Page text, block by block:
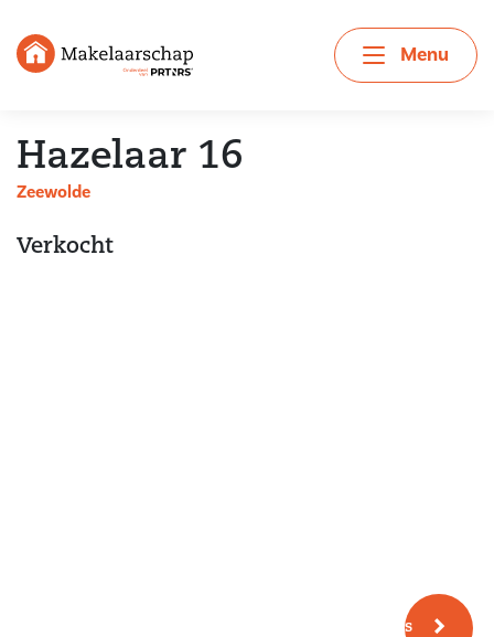
Menu
Hazelaar 16
Zeewolde
Verkocht
Meer fotos